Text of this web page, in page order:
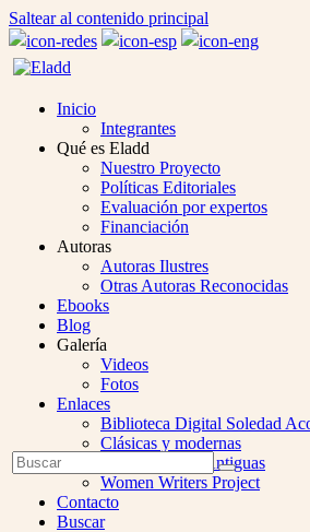
Saltear al contenido principal
Inicio
Integrantes
Qué es Eladd
Nuestro Proyecto
Políticas Editoriales
Evaluación por expertos
Financiación
Autoras
Autoras Ilustres
Otras Autoras Reconocidas
Ebooks
Blog
Galería
Videos
Fotos
Enlaces
Biblioteca Digital Soledad
Clásicas y modernas
Colección Las Antiguas
Women Writers Project
Contacto
Buscar
Open
Mobile
Menu
Buscar
Enviar